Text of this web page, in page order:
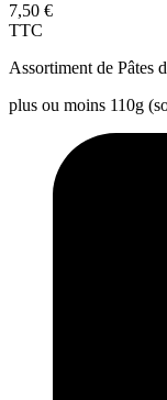
7,50 €
TTC
Assortiment de Pâtes
plus ou moins 110g